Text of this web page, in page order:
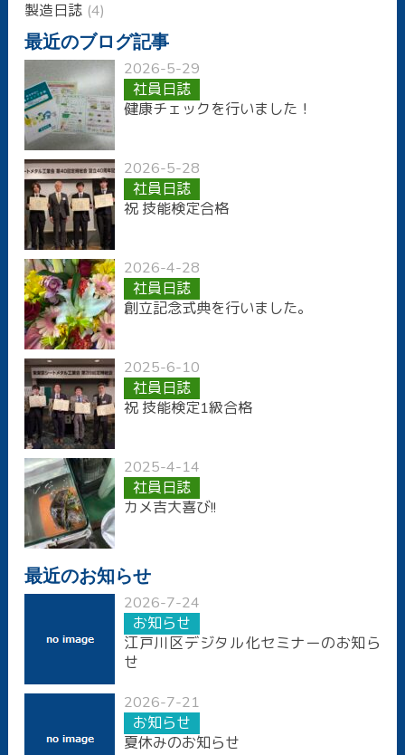
製造日誌 (4)
最近のブログ記事
2026-5-29
社員日誌
健康チェックを行いました！
2026-5-28
社員日誌
祝 技能検定合格
2026-4-28
社員日誌
創立記念式典を行いました。
2025-6-10
社員日誌
祝 技能検定1級合格
2025-4-14
社員日誌
カメ吉大喜び!!
最近のお知らせ
2026-7-24
お知らせ
江戸川区デジタル化セミナーのお知ら
せ
2026-7-21
お知らせ
夏休みのお知らせ